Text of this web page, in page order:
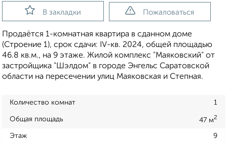
В закладки Пожаловаться
Продаётся 1-комнатная квартира в сданном доме
(Строение 1), срок сдачи: IV-кв. 2024, общей площадью
46.8 кв.м., на 9 этаже. Жилой комплекс "Маяковский" от
застройщика "Шэлдом" в городе Энгельс Саратовской
области на пересечении улиц Маяковская и Степная.
Количество комнат 1
Общая площадь 47 м2
Этаж 9